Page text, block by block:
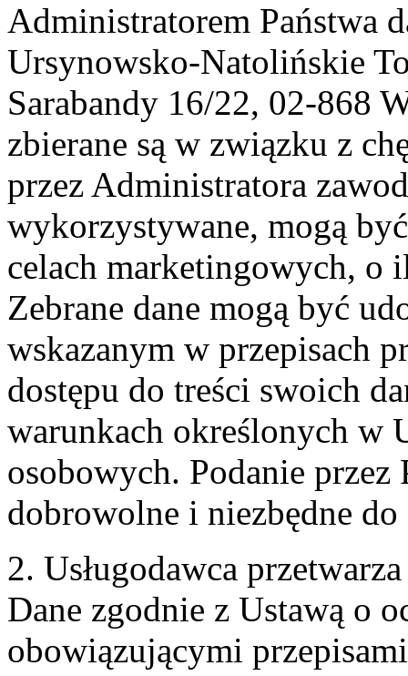
Administratorem Państwa
Ursynowsko-Natolińskie
Sarabandy 16/22, 02-868
zbierane są w związku z
przez Administratora
wykorzystywane, mogą
celach marketingowych, o
Zebrane dane mogą być
wskazanym w przepisach
dostępu do treści swoich
warunkach określonych w
osobowych. Podanie przez
dobrowolne i niezbędne
2. Usługodawca
Dane zgodnie z Ustawą o
obowiązującymi